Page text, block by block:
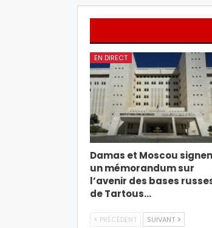
EN DIRECT
Damas et Moscou
un mémorandum sur
l’avenir des bases
de Tartous…
PRÉCÉDENT SUIVANT